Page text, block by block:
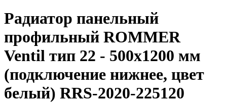
Радиатор панельный
профильный ROMMER
Ventil тип 22 - 500x1200 мм
(подключение нижнее, цвет
белый) RRS-2020-225120